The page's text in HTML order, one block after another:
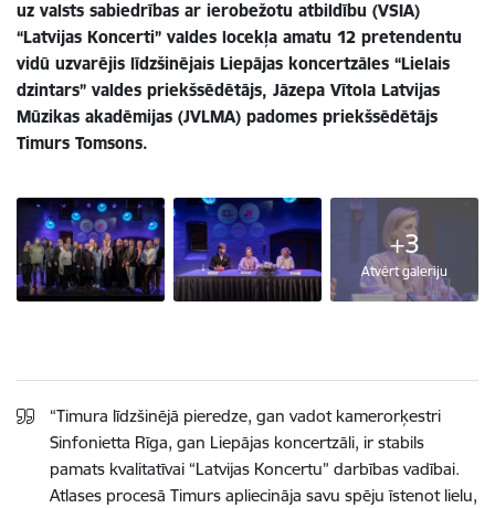
uz valsts sabiedrības ar ierobežotu atbildību (VSIA)
“Latvijas Koncerti” valdes locekļa amatu 12 pretendentu
vidū uzvarējis līdzšinējais Liepājas koncertzāles “Lielais
dzintars” valdes priekšsēdētājs, Jāzepa Vītola Latvijas
Mūzikas akadēmijas (JVLMA) padomes priekšsēdētājs
Timurs Tomsons.
+3
Atvērt galeriju
“Timura līdzšinējā pieredze, gan vadot kamerorķestri
Sinfonietta Rīga, gan Liepājas koncertzāli, ir stabils
pamats kvalitatīvai “Latvijas Koncertu” darbības vadībai.
Atlases procesā Timurs apliecināja savu spēju īstenot lielu,